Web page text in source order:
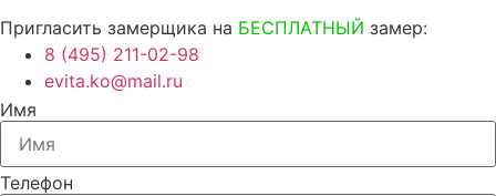
Пригласить замерщика на БЕСПЛАТНЫЙ замер:
8 (495) 211-02-98
evita.ko@mail.ru
Имя
Телефон